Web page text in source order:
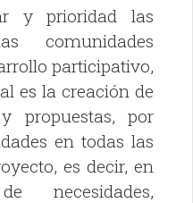
y prioridad las
comunidades
participativo,
es la creación de
propuestas, por
en todas las
es decir, en
necesidades,